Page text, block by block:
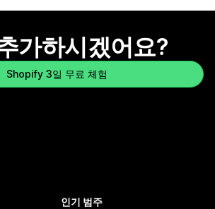
가하시겠어요?
Shopify 3일 무료 체험
인기 범주